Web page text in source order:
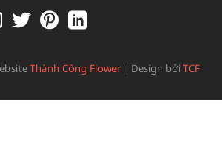
Thành Công Flower | Design bởiTCF